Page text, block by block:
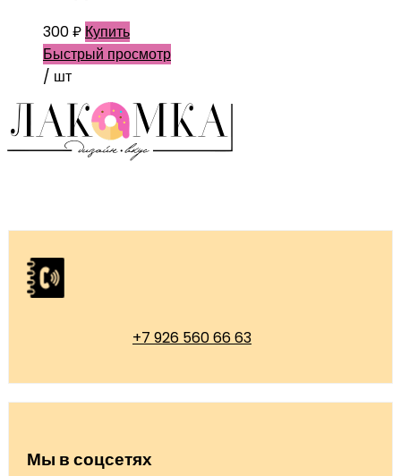
300₽ Купить
Быстрый просмотр
/ шт
+7 926 560 66 63
Мы в соцсетях